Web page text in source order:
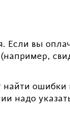
Если вы
ошибки
надо